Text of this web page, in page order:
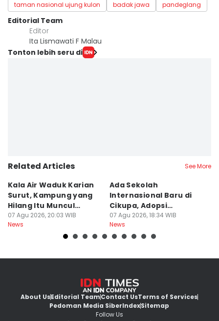
taman nasional ujung kulon badak jawa pandeglang
Editorial Team
Editor
Ita Lismawati F Malau
Tonton lebih seru di
Related Articles See More
Kala Air Waduk Karian
Surut, Kampung yang
Hilang Itu Muncul
Kembali
07 Agu 2026, 20:03 WIB
News
Ada Sekolah
Internasional Baru di
Cikupa, Adopsi
Kurikulum Singapura
07 Agu 2026, 18:34 WIB
News
About UsEditorial TeamContact UsTerms of Services
Pedoman Media SiberIndexSitemap
Follow Us